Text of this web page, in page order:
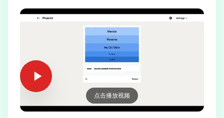
点击播放视频